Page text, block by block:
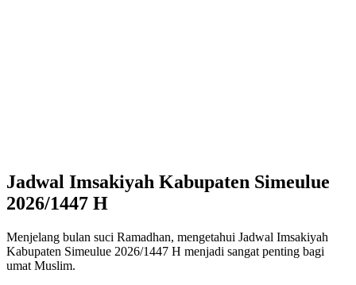
Jadwal Imsakiyah Kabupaten Simeulue
2026/1447 H
Menjelang bulan suci Ramadhan, mengetahui Jadwal Imsakiyah
Kabupaten Simeulue 2026/1447 H menjadi sangat penting bagi
umat Muslim.